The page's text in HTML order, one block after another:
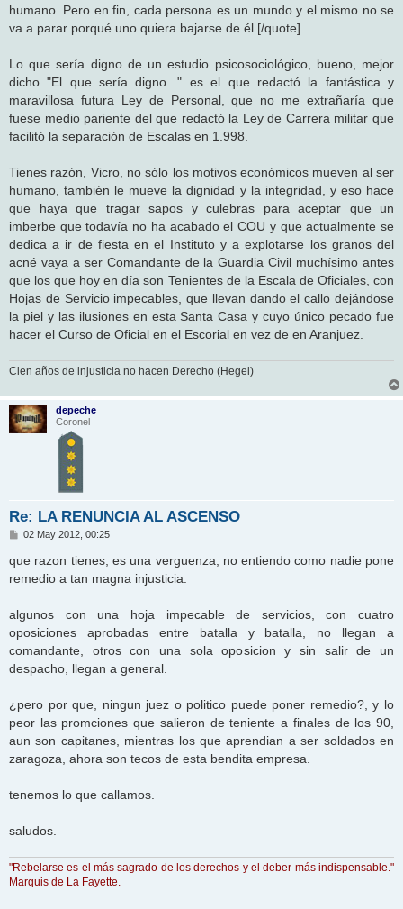
humano. Pero en fin, cada persona es un mundo y el mismo no se
va a parar porqué uno quiera bajarse de él.[/quote]
Lo que sería digno de un estudio psicosociológico, bueno, mejor
dicho "El que sería digno..." es el que redactó la fantástica y
maravillosa futura Ley de Personal, que no me extrañaría que
fuese medio pariente del que redactó la Ley de Carrera militar que
facilitó la separación de Escalas en 1.998.
Tienes razón, Vicro, no sólo los motivos económicos mueven al ser
humano, también le mueve la dignidad y la integridad, y eso hace
que haya que tragar sapos y culebras para aceptar que un
imberbe que todavía no ha acabado el COU y que actualmente se
dedica a ir de fiesta en el Instituto y a explotarse los granos del
acné vaya a ser Comandante de la Guardia Civil muchísimo antes
que los que hoy en día son Tenientes de la Escala de Oficiales, con
Hojas de Servicio impecables, que llevan dando el callo dejándose
la piel y las ilusiones en esta Santa Casa y cuyo único pecado fue
hacer el Curso de Oficial en el Escorial en vez de en Aranjuez.
Cien años de injusticia no hacen Derecho (Hegel)
depeche
Coronel
Re: LA RENUNCIA AL ASCENSO
M
n
a
02 May 2012, 00:25
que razon tienes, es una verguenza, no entiendo como nadie pone
remedio a tan magna injusticia.
algunos con una hoja impecable de servicios, con cuatro
oposiciones aprobadas entre batalla y batalla, no llegan a
comandante, otros con una sola oposicion y sin salir de un
despacho, llegan a general.
¿pero por que, ningun juez o politico puede poner remedio?, y lo
peor las promciones que salieron de teniente a finales de los 90,
aun son capitanes, mientras los que aprendian a ser soldados en
zaragoza, ahora son tecos de esta bendita empresa.
tenemos lo que callamos.
saludos.
"Rebelarse es el más sagrado de los derechos y el deber más indispensable."
Marquis de La Fayette.